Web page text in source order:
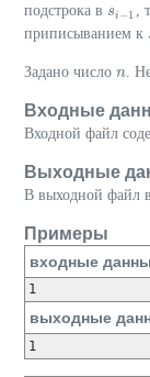
подстрока в si −1
si−1 ,
приписыванием к
Задано число n
n .
Входные
Входной файл
Выходные
В выходной файл
Примеры
входные
1
выходные
1